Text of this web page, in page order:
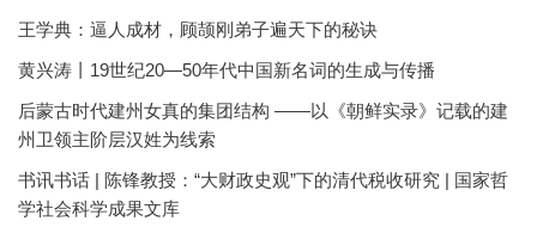
王学典：逼人成材，顾颉刚弟子遍天下的秘诀
黄兴涛丨19世纪20—50年代中国新名词的生成与传播
后蒙古时代建州女真的集团结构 ——以《朝鲜实录》记载的建
州卫领主阶层汉姓为线索
书讯书话 | 陈锋教授：“大财政史观”下的清代税收研究 | 国家哲
学社会科学成果文库